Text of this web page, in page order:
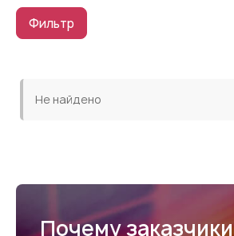
Фильтр
Не найдено
Почему заказчики